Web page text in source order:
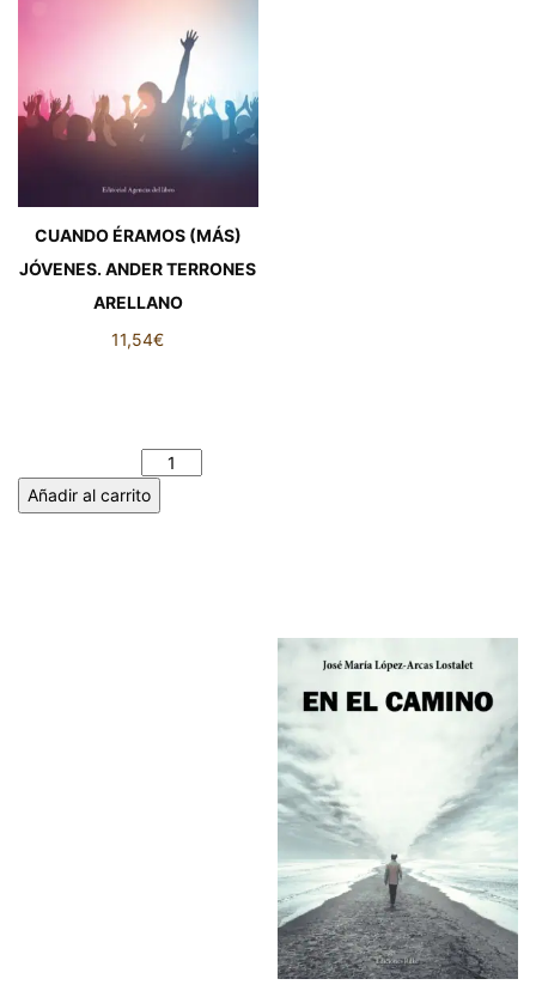
CUANDO ÉRAMOS (MÁS)
JÓVENES. ANDER TERRONES
ARELLANO
11,54€
Añadir al carrito